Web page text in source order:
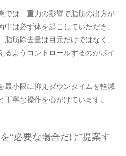
では、重力の影響で脂肪の出方が
は必ず体を起こしていただき、
肪除去量は目元だけではなく、
るようコントロールするのがポイ
最小限に抑えダウンタイムを軽減
寧な操作を心がけています。
“必要な場合だけ”提案す